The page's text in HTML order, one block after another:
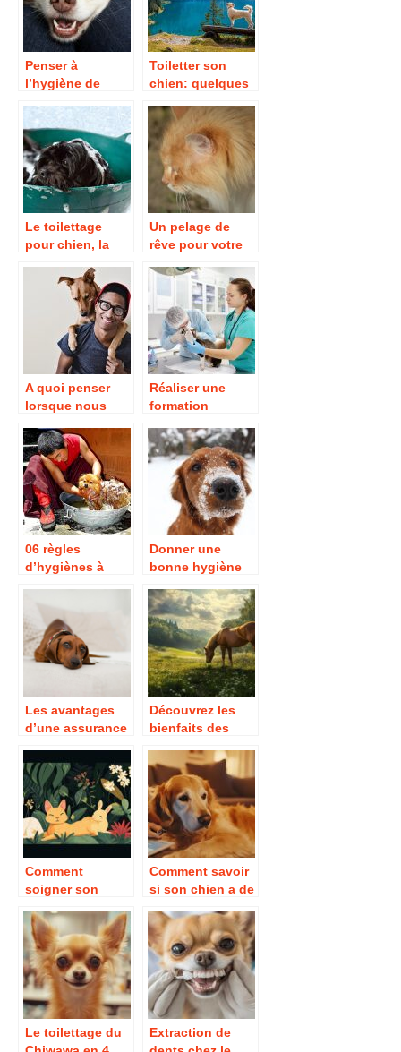
Penser à
l’hygiène de
le garder en
bonne santé.
Toiletter son
chien: quelques
indispensables.
Le toilettage
pour chien, la
de votre animal
Un pelage de
rêve pour votre
faire ?
A quoi penser
lorsque nous
la maison ?
Réaliser une
formation
service
vétérinaire via le
titre SUP-VETO à
Besançon
06 règles
d’hygiènes à
avoir adopté un
animal
Donner une
bonne hygiène
animal de
compagnie.
Les avantages
d’une assurance
Découvrez les
bienfaits des
Thermequin pour
le soin de votre
cheval
Comment
soigner son
plantes pour un
bien-être naturel
Comment savoir
si son chien a de
solutions
médicamenteuse
s sans danger
pour votre animal
Le toilettage du
Extraction de